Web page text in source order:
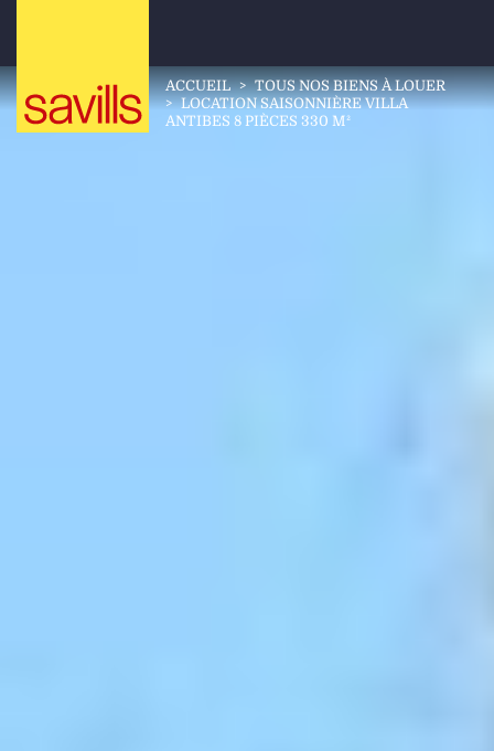
ACCUEIL > TOUS NOS BIENS À LOUER
> LOCATION SAISONNIÈRE VILLA
ANTIBES 8 PIÈCES 330 M²